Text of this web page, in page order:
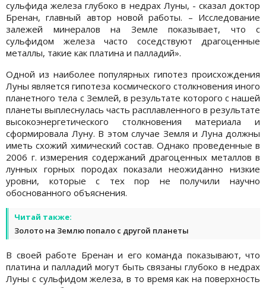
сульфида железа глубоко в недрах Луны, - сказал доктор
Бренан, главный автор новой работы. – Исследование
залежей минералов на Земле показывает, что с
сульфидом железа часто соседствуют драгоценные
металлы, такие как платина и палладий».
Одной из наиболее популярных гипотез происхождения
Луны является гипотеза космического столкновения иного
планетного тела с Землей, в результате которого с нашей
планеты выплеснулась часть расплавленного в результате
высокоэнергетического столкновения материала и
сформировала Луну. В этом случае Земля и Луна должны
иметь схожий химический состав. Однако проведенные в
2006 г. измерения содержаний драгоценных металлов в
лунных горных породах показали неожиданно низкие
уровни, которые с тех пор не получили научно
обоснованного объяснения.
Читай также:
Золото на Землю попало с другой планеты
В своей работе Бренан и его команда показывают, что
платина и палладий могут быть связаны глубоко в недрах
Луны с сульфидом железа, в то время как на поверхность